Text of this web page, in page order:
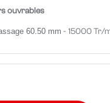
ouvrables
60.50 mm - 15000 Tr/